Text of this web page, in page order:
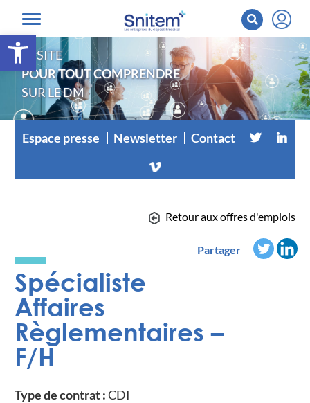
Ouvrir la barre d’outils
LE SITE
POUR TOUT COMPRENDRE
SUR LE DM
Espace presse Newsletter Contact
Retour aux offres d'emplois
Partager
Spécialiste
Affaires
Règlementaires –
F/H
Type de contrat :CDI